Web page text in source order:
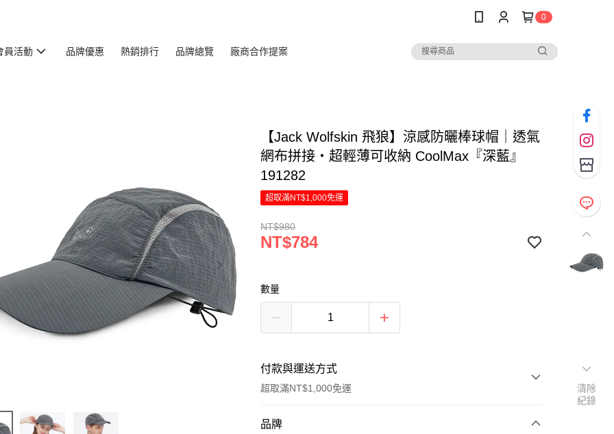
0
員活動 品牌優惠 熱銷排行 品牌總覽 廠商合作提案
【Jack Wolfskin 飛狼】涼感防曬棒球帽｜透氣
網布拼接・超輕薄可收納 CoolMax『深藍』
191282
超取滿NT$1,000免運
NT$980
NT$784
數量
付款與運送方式
超取滿NT$1,000免運
付款方式
品牌
清除
紀錄